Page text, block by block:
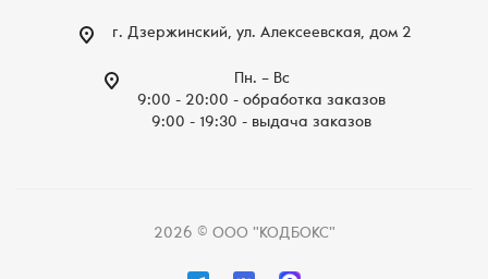
г. Дзержинский, ул. Алексеевская, дом 2
Пн. – Вc
9:00 - 20:00 - обработка заказов
9:00 - 19:30 - выдача заказов
2026 © ООО "КОДБОКС"